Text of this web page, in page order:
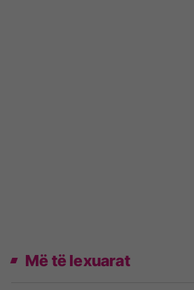
Më të lexuarat